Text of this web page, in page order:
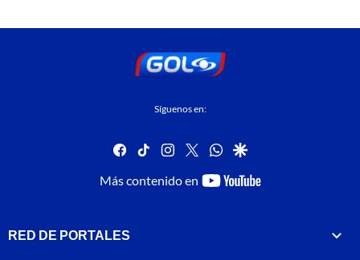
Síguenos en:
facebook
tiktok instagram
twitterwhatsapp
google
Más contenido en
youtube-
RED DE PORTALES